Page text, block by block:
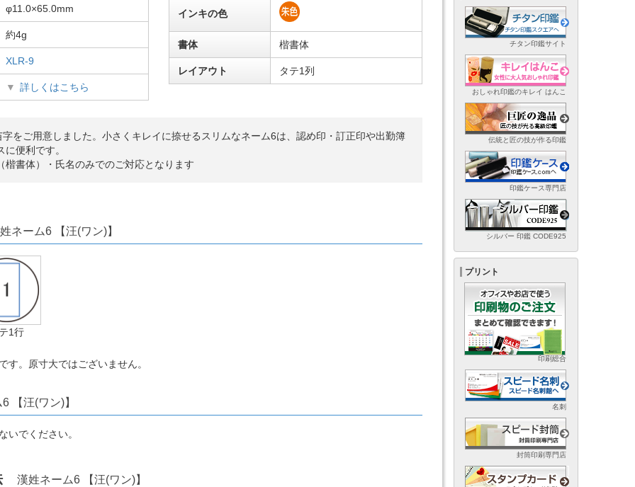
φ11.0×65.0mm
約4g
XLR-9
詳しくはこちら
インキの色
書体 楷書体
レイアウト タテ1列
をご用意しました。小さくキレイに捺せるスリムなネーム6は、認め印・訂正印や出勤簿
便利です。
書体）・氏名のみでのご対応となります
ネーム6 【汪(ワン)】
1行
す。原寸大ではございません。
【汪(ワン)】
いでください。
漢姓ネーム6 【汪(ワン)】
チタン印鑑サイト
おしゃれ印鑑のキレイ はんこ
伝統と匠の技が作る印鑑
印鑑ケース専門店
シルバー 印鑑 CODE925
プリント
印刷総合
名刺
封筒印刷専門店